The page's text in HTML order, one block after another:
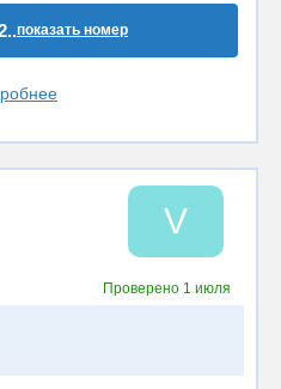
показать номер
V
Проверено 1 июля